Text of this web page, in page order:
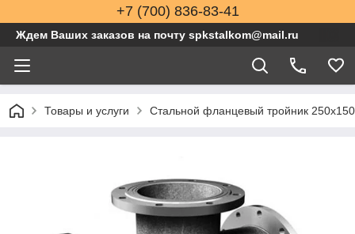
+7 (700) 836-83-41
Ждем Ваших заказов на почту spkstalkom@mail.ru
Товары и услуги Стальной фланцевый тройник